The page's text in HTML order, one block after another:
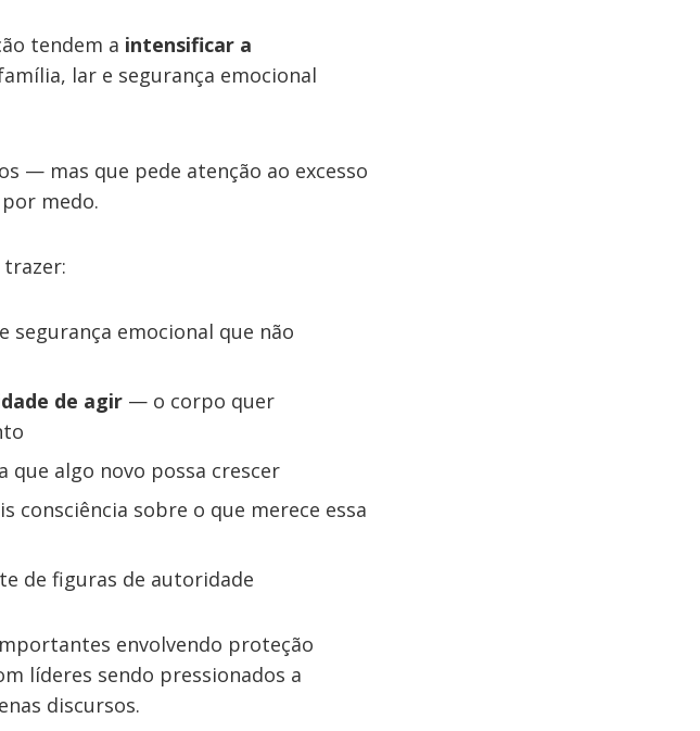
tendem a intensificar a
lar e segurança emocional
— mas que pede atenção ao excesso
medo.
segurança emocional que não
de agir — o corpo quer
que algo novo possa crescer
consciência sobre o que merece essa
de figuras de autoridade
envolvendo proteção
líderes sendo pressionados a
discursos.